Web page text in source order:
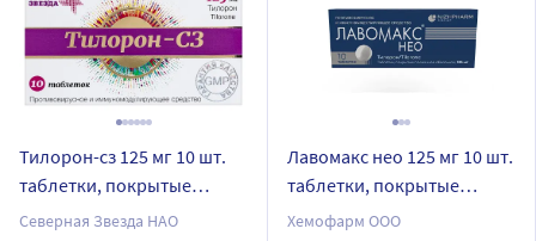
Тилорон-сз 125 мг 10 шт.
таблетки, покрытые
пленочной оболочкой
Северная Звезда НАО
Лавомакс нео 125 мг 10 шт.
таблетки, покрытые
пленочной оболочкой
Хемофарм ООО